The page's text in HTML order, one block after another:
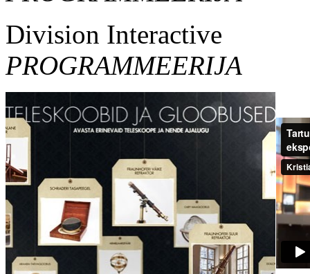
Division Interactive
PROGRAMMEERIJA